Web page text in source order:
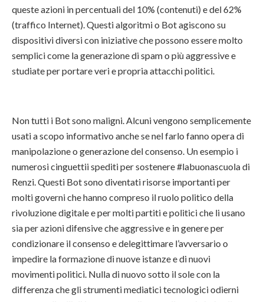
queste azioni in percentuali del 10% (contenuti) e del 62%
(traffico Internet). Questi algoritmi o Bot agiscono su
dispositivi diversi con iniziative che possono essere molto
semplici come la generazione di spam o più aggressive e
studiate per portare veri e propria attacchi politici.
Non tutti i Bot sono maligni. Alcuni vengono semplicemente
usati a scopo informativo anche se nel farlo fanno opera di
manipolazione o generazione del consenso. Un esempio i
numerosi cinguettii spediti per sostenere #labuonascuola di
Renzi. Questi Bot sono diventati risorse importanti per
molti governi che hanno compreso il ruolo politico della
rivoluzione digitale e per molti partiti e politici che li usano
sia per azioni difensive che aggressive e in genere per
condizionare il consenso e delegittimare l’avversario o
impedire la formazione di nuove istanze e di nuovi
movimenti politici. Nulla di nuovo sotto il sole con la
differenza che gli strumenti mediatici tecnologici odierni